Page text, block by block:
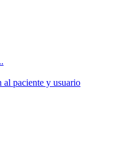
al paciente y usuario